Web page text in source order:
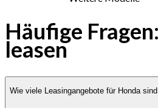
Häufige
leasen
Wie viele Leasingangebote für Honda